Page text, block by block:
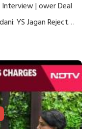
Interview | ower Deal
YS Jagan Rejects